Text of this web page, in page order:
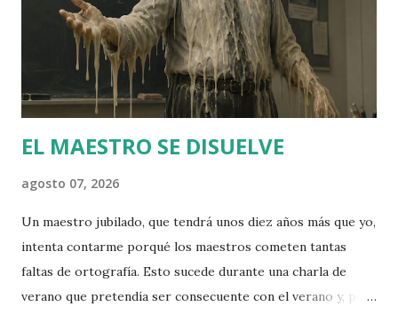
catalana enfront de les onades immigrades. En aquest
sentit, tan sols seria una versió patriòtica de Vox, amb qui
diu compartir gran part del programa exceptuant la
qüestió catalana. Orriols irr...
EL MAESTRO SE DISUELVE
agosto 07, 2026
Un maestro jubilado, que tendrá unos diez años más que yo,
intenta contarme porqué los maestros cometen tantas
faltas de ortografía. Esto sucede durante una charla de
verano que pretendía ser consecuente con el verano y, por